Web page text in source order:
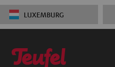
LUXEMBURG